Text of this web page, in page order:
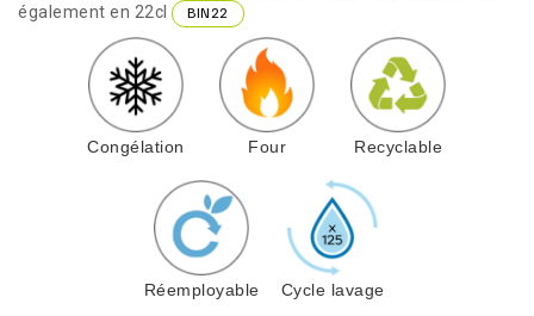
également en 22cl
BIN22
Congélation Four Recyclable
Réemployable Cycle lavage